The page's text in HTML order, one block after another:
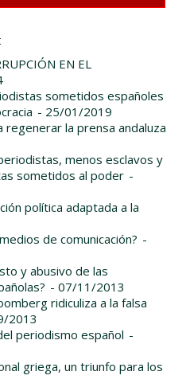
EN EL
sometidos españoles
- 25/01/2019
la prensa andaluza
menos esclavos y
sometidos al poder -
política adaptada a la
de comunicación? -
y abusivo de las
- 07/11/2013
ridiculiza a la falsa
2013
periodismo español -
griega, un triunfo para los